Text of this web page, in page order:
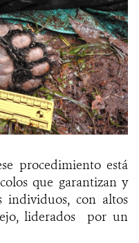
procedimiento está
que garantizan y
individuos, con altos
liderados por un